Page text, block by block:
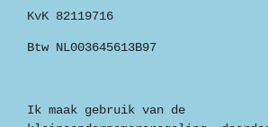
KvK 82119716
Btw NL003645613B97
Ik maak gebruik van de